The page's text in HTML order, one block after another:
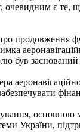
очевидним є
продовження
був
основною
України,